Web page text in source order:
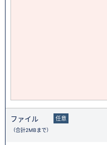
ファイル
（合計2MBまで）
任意